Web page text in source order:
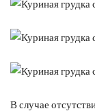
В случае